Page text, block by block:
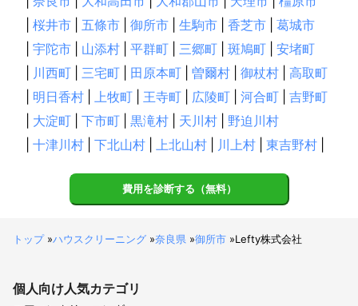
桜井市 五條市 御所市 生駒市 香芝市
葛城市
宇陀市 山添村 平群町 三郷町 斑鳩町
安堵町
川西町 三宅町 田原本町 曽爾村 御杖村
高取町
明日香村 上牧町 王寺町 広陵町 河合町
吉野町
大淀町 下市町 黒滝村 天川村
野迫川村
十津川村 下北山村 上北山村 川上村 東吉野村
費用を診断する（無料）
トップ»ハウスクリーニング »奈良県 »御所市 »Lefty株式会社
個人向け人気カテゴリ